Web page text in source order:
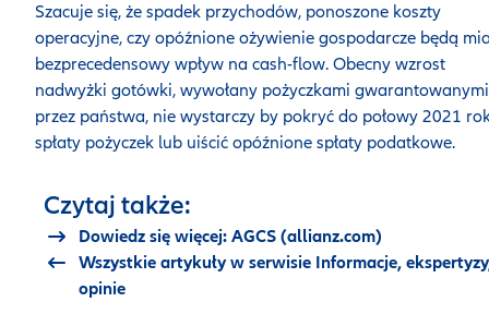
Szacuje się, że spadek przychodów, ponoszone koszty
operacyjne, czy opóźnione ożywienie gospodarcze będą
bezprecedensowy wpływ na cash-flow. Obecny wzrost
nadwyżki gotówki, wywołany pożyczkami gwarantowanymi
przez państwa, nie wystarczy by pokryć do połowy 2021
spłaty pożyczek lub uiścić opóźnione spłaty podatkowe.
Czytaj także:
Dowiedz się więcej: AGCS (allianz.com)
Wszystkie artykuły w serwisie Informacje,
opinie